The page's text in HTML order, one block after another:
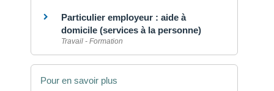
Particulier employeur : aide à
domicile (services à la personne)
Travail - Formation
Pour en savoir plus